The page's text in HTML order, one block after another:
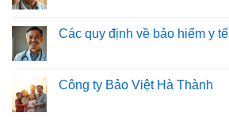
Các quy định về bảo hiểm y tế
Công ty Bảo Việt Hà Thành